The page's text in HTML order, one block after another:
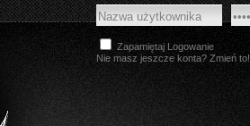
Zapamiętaj Logowanie
Nie masz jeszcze konta? Zmień to!